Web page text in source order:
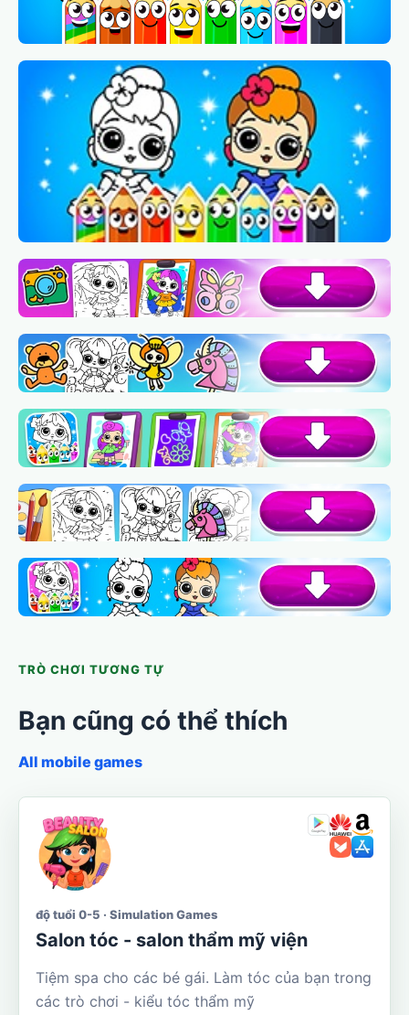
TRÒ CHƠI TƯƠNG TỰ
Bạn cũng có thể thích
All mobile games
độ tuổi 0-5 · Simulation Games
Salon tóc - salon thẩm mỹ viện
Tiệm spa cho các bé gái. Làm tóc của bạn trong
các trò chơi - kiểu tóc thẩm mỹ